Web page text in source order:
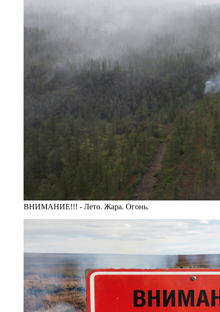
ВНИМАНИЕ!!! - Лето. Жара. Огонь.